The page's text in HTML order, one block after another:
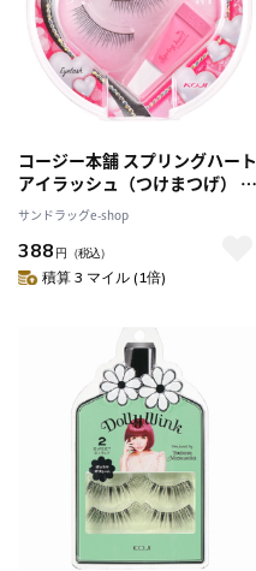
コージー本舗 スプリングハート
アイラッシュ（つけまつげ） 1
ペア No.5
サンドラッグe-shop
388 円 （税込）
積算 3 マイル (1倍)